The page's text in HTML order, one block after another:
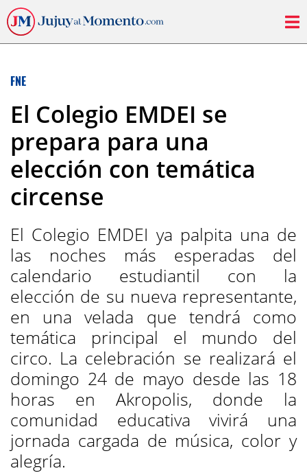
FNE
El Colegio EMDEI se
prepara para una
elección con temática
circense
El Colegio EMDEI ya palpita una de
las noches más esperadas del
calendario estudiantil con la
elección de su nueva representante,
en una velada que tendrá como
temática principal el mundo del
circo. La celebración se realizará el
domingo 24 de mayo desde las 18
horas en Akropolis, donde la
comunidad educativa vivirá una
jornada cargada de música, color y
alegría.